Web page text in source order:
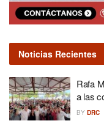
Noticias Recientes
Rafa
a las
BY DRC